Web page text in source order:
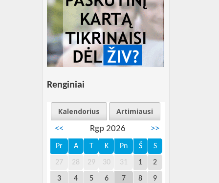
Renginiai
Kalendorius
Artimiausi
<<
Rgp 2026 >>
Pr A T K Pn Š S
27 28 29 30 31 1 2
3 4 5 6 7 8 9